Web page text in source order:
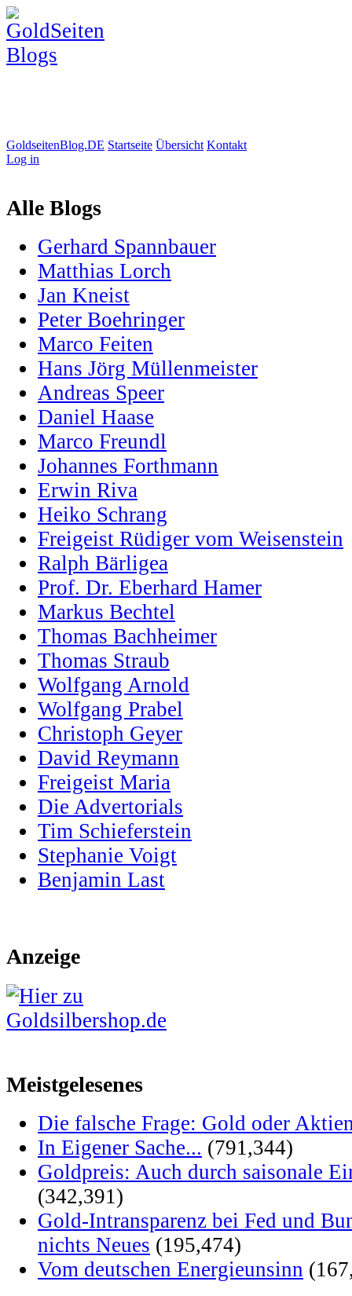
GoldseitenBlog.DE Startseite Übersicht Kontakt
Log in
Alle Blogs
Gerhard Spannbauer
Matthias Lorch
Jan Kneist
Peter Boehringer
Marco Feiten
Hans Jörg Müllenmeister
Andreas Speer
Daniel Haase
Marco Freundl
Johannes Forthmann
Erwin Riva
Heiko Schrang
Freigeist Rüdiger vom Weisenstein
Ralph Bärligea
Prof. Dr. Eberhard Hamer
Markus Bechtel
Thomas Bachheimer
Thomas Straub
Wolfgang Arnold
Wolfgang Prabel
Christoph Geyer
David Reymann
Freigeist Maria
Die Advertorials
Tim Schieferstein
Stephanie Voigt
Benjamin Last
Anzeige
Meistgelesenes
Die falsche Frage: Gold oder
In Eigener Sache... (791,344)
Goldpreis: Auch durch saisonale
(342,391)
Gold-Intransparenz bei Fed und
nichts Neues (195,474)
Vom deutschen Energieunsinn